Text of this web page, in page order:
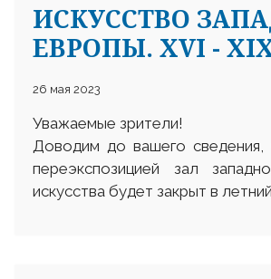
ИСКУССТВО
ЕВРОПЫ. XVI -
26 мая 2023
Уважаемые зрители!
Доводим до вашего сведения,
переэкспозицией зал
искусства будет закрыт в